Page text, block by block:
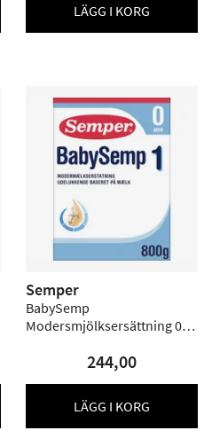
LÄGG I KORG
Semper
BabySemp
Modersmjölksersättning 0+ -
244,00
LÄGG I KORG